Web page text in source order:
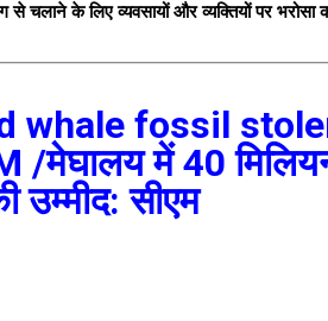
से चलाने के लिए व्यवसायों और व्यक्तियों पर भरोसा
whale fossil
में 40 मिलियन
उम्मीद: सीएम